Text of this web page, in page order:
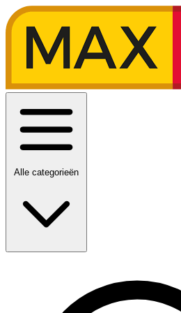
Alle categorieën